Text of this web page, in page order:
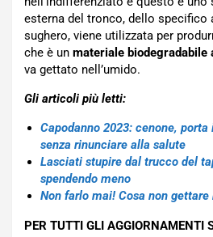
esterna del tronco, dello specifico
sughero, viene utilizzata per
che è un materiale biodegradabile
va gettato nell’umido.
Gli articoli più letti:
Capodanno 2023: cenone,
senza rinunciare alla salute
Lasciati stupire dal trucco del
spendendo meno
Non farlo mai! Cosa non gettare
PER TUTTI GLI AGGIORNAMENTI